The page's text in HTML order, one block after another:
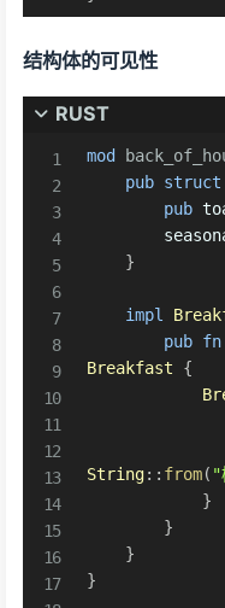
结构体的可见性
RUST
mod
pub struct
pub
}
impl
pub fn
Breakfast
{
String:: from( "
}
}
}
}